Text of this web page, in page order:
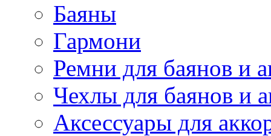
Баяны
Гармони
Ремни для баянов и
Чехлы для баянов и
Аксессуары для